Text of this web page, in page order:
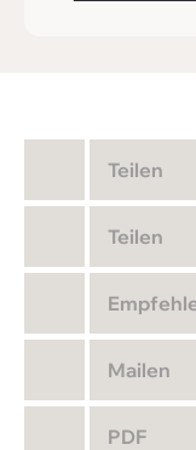
Teilen
Teilen
Mailen
PDF